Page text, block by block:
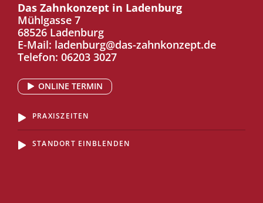
Das Zahnkonzept in Ladenburg
Mühlgasse 7
68526 Ladenburg
E-Mail: ladenburg@das-zahnkonzept.de
Telefon: 06203 3027
ONLINE TERMIN
PRAXISZEITEN
STANDORT EINBLENDEN